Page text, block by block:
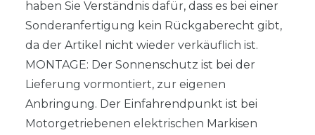
haben Sie Verständnis dafür, dass es bei einer
Sonderanfertigung kein Rückgaberecht gibt,
da der Artikel nicht wieder verkäuflich ist.
MONTAGE: Der Sonnenschutz ist bei der
Lieferung vormontiert, zur eigenen
Anbringung. Der Einfahrendpunkt ist bei
Motorgetriebenen elektrischen Markisen